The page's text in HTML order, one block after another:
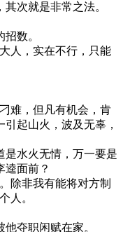
次就是非常之法。
数。
人，实在不行，只能
难，但凡有机会，肯
起山火，波及无辜，
是水火无情，万一要是
逵面前？
除非我有能将对方制
人。
夺职闲赋在家。